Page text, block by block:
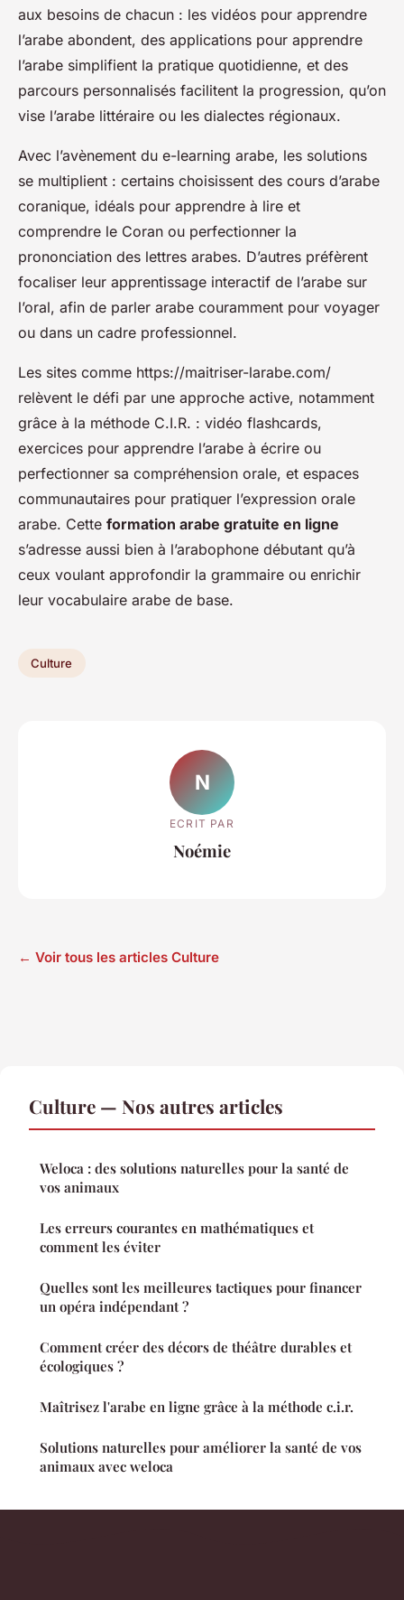
aux besoins de chacun : les vidéos pour apprendre
l’arabe abondent, des applications pour apprendre
l’arabe simplifient la pratique quotidienne, et des
parcours personnalisés facilitent la progression, qu’on
vise l’arabe littéraire ou les dialectes régionaux.
Avec l’avènement du e-learning arabe, les solutions
se multiplient : certains choisissent des cours d’arabe
coranique, idéals pour apprendre à lire et
comprendre le Coran ou perfectionner la
prononciation des lettres arabes. D’autres préfèrent
focaliser leur apprentissage interactif de l’arabe sur
l’oral, afin de parler arabe couramment pour voyager
ou dans un cadre professionnel.
Les sites comme https://maitriser-larabe.com/
relèvent le défi par une approche active, notamment
grâce à la méthode C.I.R. : vidéo flashcards,
exercices pour apprendre l’arabe à écrire ou
perfectionner sa compréhension orale, et espaces
communautaires pour pratiquer l’expression orale
arabe. Cette formation arabe gratuite en ligne
s’adresse aussi bien à l’arabophone débutant qu’à
ceux voulant approfondir la grammaire ou enrichir
leur vocabulaire arabe de base.
Culture
N
ECRIT PAR
Noémie
← Voir tous les articles Culture
Culture — Nos autres articles
Weloca : des solutions naturelles pour la santé de
vos animaux
Les erreurs courantes en mathématiques et
comment les éviter
Quelles sont les meilleures tactiques pour financer
un opéra indépendant ?
Comment créer des décors de théâtre durables et
écologiques ?
Maîtrisez l'arabe en ligne grâce à la méthode c.i.r.
Solutions naturelles pour améliorer la santé de vos
animaux avec weloca